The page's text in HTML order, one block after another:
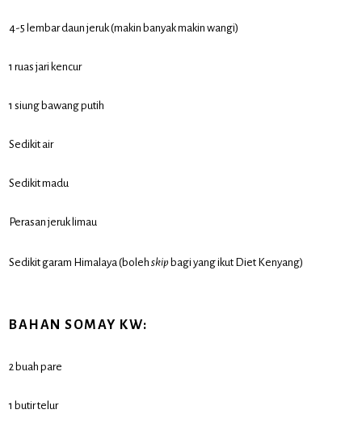
4-5 lembar daun jeruk (makin banyak makin wangi)
1 ruas jari kencur
1 siung bawang putih
Sedikit air
Sedikit madu
Perasan jeruk limau
Sedikit garam Himalaya (bolehskip bagi yang ikut Diet Kenyang)
BAHAN SOMAY KW:
2 buah pare
1 butir telur